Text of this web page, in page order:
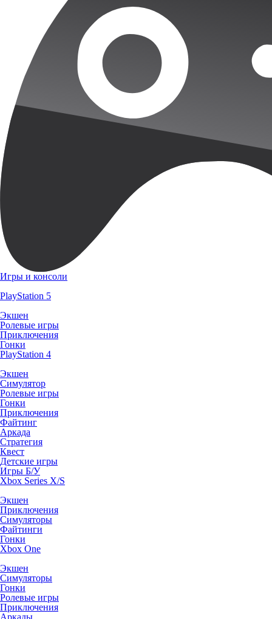
Игры и консоли
PlayStation 5
Экшен
Ролевые игры
Приключения
Гонки
PlayStation 4
Экшен
Симулятор
Ролевые игры
Гонки
Приключения
Файтинг
Аркада
Стратегия
Квест
Детские игры
Игры Б/У
Xbox Series X/S
Экшен
Приключения
Симуляторы
Файтинги
Гонки
Xbox One
Экшен
Симуляторы
Гонки
Ролевые игры
Приключения
Аркады